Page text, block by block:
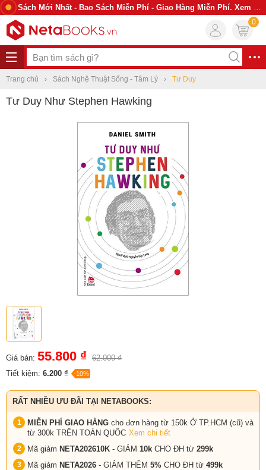
Sách Mới Nhất - Bao Sách Miễn Phí - Giao Hàng Miễn Phí. Xem Ngay
0
Trang chủ Sách Nghệ Thuật Sống - Tâm Lý Tư Duy
Tư Duy Như Stephen Hawking
Giá bán: 55.800 ₫ 62.000 ₫
Tiết kiệm: 6.200 ₫ -10%
RẤT NHIỀU ƯU ĐÃI TẠI NETABOOKS:
MIỄN PHÍ GIAO HÀNG cho đơn hàng từ 150k Ở TP.HCM (cũ) và
từ 300k TRÊN TOÀN QUỐC Xem chi tiết
Mã giảm NETA202610K - GIẢM 10k CHO ĐH từ 299k
Mã giảm NETA2026 - GIẢM THÊM 5% CHO ĐH từ 499k